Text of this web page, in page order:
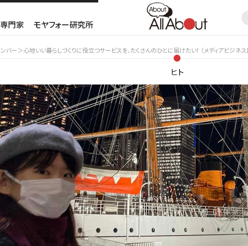
専門家 モヤフォー研究所
バー＞心地いい暮らしづくりに役立つサービスを、たくさんのひとに届けたい！ （メディアビジネス
ヒト